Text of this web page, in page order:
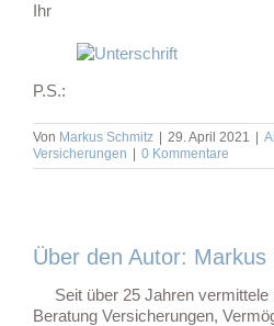
Ihr
P.S.:
Von Markus Schmitz 29. April 2021
Versicherungen
0 Kommentare
Über den Autor: Markus
Seit über 25 Jahren
Beratung Versicherungen,